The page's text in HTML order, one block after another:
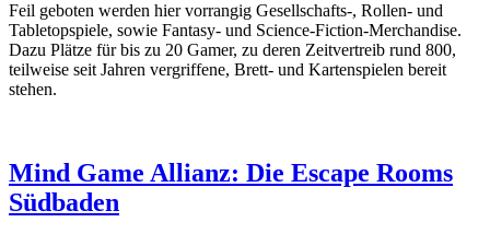
Feil geboten werden hier vorrangig Gesellschafts-, Rollen- und
Tabletopspiele, sowie Fantasy- und Science-Fiction-Merchandise.
Dazu Plätze für bis zu 20 Gamer, zu deren Zeitvertreib rund 800,
teilweise seit Jahren vergriffene, Brett- und Kartenspielen bereit
stehen.
Mind Game Allianz: Die Escape Rooms
Südbaden